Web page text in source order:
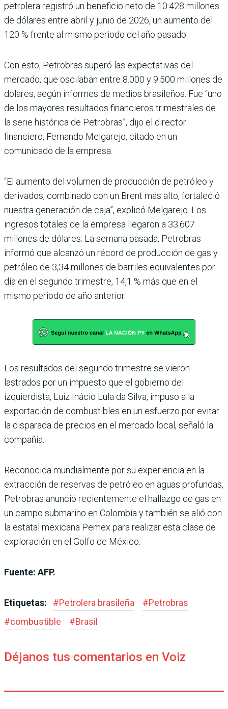
petrolera registró un beneficio neto de 10.428 millones
de dólares entre abril y junio de 2026, un aumento del
120 % frente al mismo periodo del año pasado.
Con esto, Petrobras superó las expectativas del
mercado, que oscilaban entre 8.000 y 9.500 millones de
dólares, según informes de medios brasileños. Fue “uno
de los mayores resultados financieros trimestrales de
la serie histórica de Petrobras”, dijo el director
financiero, Fernando Melgarejo, citado en un
comunicado de la empresa.
“El aumento del volumen de producción de petróleo y
derivados, combinado con un Brent más alto, fortaleció
nuestra generación de caja”, explicó Melgarejo. Los
ingresos totales de la empresa llegaron a 33.607
millones de dólares. La semana pasada, Petrobras
informó que alcanzó un récord de producción de gas y
petróleo de 3,34 millones de barriles equivalentes por
día en el segundo trimestre, 14,1 % más que en el
mismo periodo de año anterior.
Los resultados del segundo trimestre se vieron
lastrados por un impuesto que el gobierno del
izquierdista, Luiz Inácio Lula da Silva, impuso a la
exportación de combustibles en un esfuerzo por evitar
la disparada de precios en el mercado local, señaló la
compañía.
Reconocida mundialmente por su experiencia en la
extracción de reservas de petróleo en aguas profundas,
Petrobras anunció recientemente el hallazgo de gas en
un campo submarino en Colombia y también se alió con
la estatal mexicana Pemex para realizar esta clase de
exploración en el Golfo de México.
Fuente: AFP.
Etiquetas: #Petrolera brasileña #Petrobras
#combustible #Brasil
Déjanos tus comentarios en Voiz